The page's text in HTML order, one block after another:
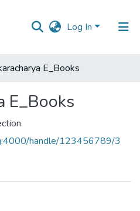
Log In
E_Books
E_Books
handle/123456789/3